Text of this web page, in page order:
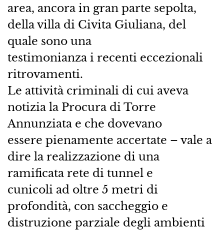
area, ancora in gran parte sepolta,
della villa di Civita Giuliana, del
quale sono una
testimonianza i recenti eccezionali
ritrovamenti.
Le attività criminali di cui aveva
notizia la Procura di Torre
Annunziata e che dovevano
essere pienamente accertate – vale a
dire la realizzazione di una
ramificata rete di tunnel e
cunicoli ad oltre 5 metri di
profondità, con saccheggio e
distruzione parziale degli ambienti